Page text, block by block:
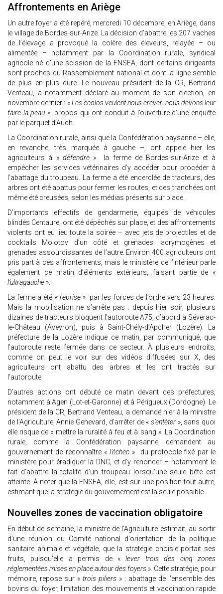
Affrontements en Ariège
Un autre foyer a été repéré, mercredi 10 décembre, en Ariège, dans
le village de Bordes-sur-Arize. La décision d’abattre les 207 vaches
de l’élevage a provoqué la colère des éleveurs, relayée – ou
alimentée – notamment par la Coordination rurale, syndical
agricole né d’une scission de la FNSEA, dont certains dirigeants
sont proches du Rassemblement national et dont la ligne semble
de plus en plus dure. Le nouveau président de la CR, Bertrand
Venteau, a notamment déclaré au moment de son élection, en
novembre dernier : «Les écolos veulent nous crever, nous devons leur
faire la peau », propos qui ont conduit à l’ouverture d’une enquête
par le parquet d’Auch.
La Coordination rurale, ainsi que la Confédération paysanne – elle,
en revanche, très marquée à gauche –, ont appelé hier les
agriculteurs à «défendre » la ferme de Bordes-sur-Arize et à
empêcher les services vétérinaires d’y accéder pour procéder à
l’abattage du troupeau. La ferme a été encerclée de tracteurs, des
arbres ont été abattus pour fermer les routes, et des tranchées ont
même été creusées, selon les médias présents sur place.
D’importants effectifs de gendarmerie, équipés de véhicules
blindés Centaure, ont été dépêchés sur place, et des affrontements
violents ont eu lieu toute la soirée – avec jets de projectiles et de
cocktails Molotov d’un côté et grenades lacrymogènes et
grenades assourdissantes de l’autre. Environ 400 agriculteurs ont
pris part à ces affrontements, mais le ministère de l’Intérieur parle
également ce matin d’éléments extérieurs, faisant partie de «
l’ultragauche ».
La ferme a été « reprise » par les forces de l’ordre vers 23 heures.
Mais la mobilisation ne s’arrête pas : depuis hier soir, plusieurs
dizaines de tracteurs bloquent l’autoroute A75, d’abord à Séverac-
le-Château (Aveyron), puis à Saint-Chély-d’Apcher (Lozère). La
préfecture de la Lozère indique ce matin, par communiqué, que
l’autoroute reste fermée dans ce secteur. À plusieurs endroits,
comme on peut le voir sur des vidéos diffusées sur X, des
agriculteurs ont abattu des arbres et les ont tractés sur
l’autoroute.
D’autres actions ont débuté ce matin devant des préfectures,
notamment à Agen (Lot-et-Garonne) et à Périgueux (Dordogne). Le
président de la CR, Bertrand Venteau, a demandé hier à la ministre
de l’Agriculture, Annie Genevard, d’arrêter de « s’entêter », sans quoi
elle risque de « mettre la ruralité à feu et à sang ». La Coordination
rurale, comme la Confédération paysanne, demandent au
gouvernement de reconnaître «l’échec » du protocole fixé par le
ministère pour éradiquer la DNC, et d’y renoncer – notamment le
fait d’abattre la totalité d’un troupeau lorsqu’une seule bête est
atteinte. À noter que la FNSEA, elle, est sur une position tout autre,
estimant que la stratégie du gouvernement est la seule possible.
Nouvelles zones de vaccination obligatoire
En début de semaine, la ministre de l’Agriculture estimait, au sortir
d’une réunion du Comité national d'orientation de la politique
sanitaire animale et végétale, que la stratégie choisie portait ses
fruits, puisqu’elle a permis de « lever trois des cinq zones
réglementées mises en place autour des foyers ». Cette stratégie, pour
mémoire, repose sur « trois piliers » : abattage de l’ensemble des
bovins du foyer, limitation des mouvements et vaccination rapide